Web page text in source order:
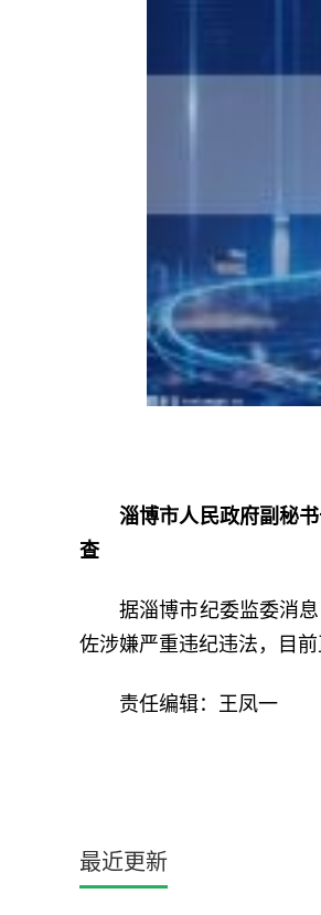
淄博市人民政府副秘
查
据淄博市纪委监委消
佐涉嫌严重违纪违法，目
责任编辑：王凤一
最近更新